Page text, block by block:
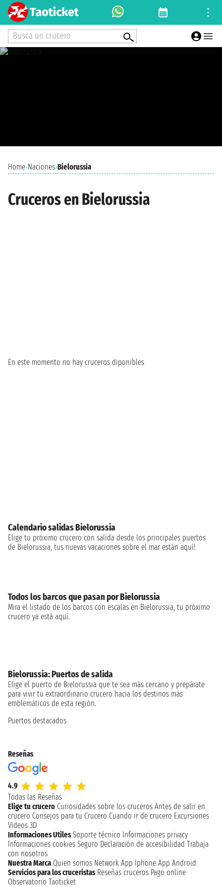
Busca un crucero
Home›Naciones›Bielorussia
Cruceros en Bielorussia
En este momento no hay cruceros diponibles
Calendario salidas Bielorussia
Elige tu próximo crucero con salida desde los principales puertos
de Bielorussia, tus nuevas vacaciones sobre el mar están aquí!
Todos los barcos que pasan por Bielorussia
Mira el listado de los barcos con escalas en Bielorussia, tu próximo
crucero ya está aquí.
Bielorussia: Puertos de salida
Elige el puerto de Bielorussia que te sea más cercano y prepárate
para vivir tu extraordinario crucero hacia los destinos más
emblemáticos de esta región.
Puertos destacados
Reseñas
4.9
Todas las Reseñas
Elige tu crucero Curiosidades sobre los cruceros Antes de salir en
crucero Consejos para tu Crucero Cuando ir de crucero Excursiones
Videos 3D
Informaciones Utiles Soporte técnico Informaciones privacy
Informaciones cookies Seguro Declaración de accesibilidad Trabaja
con nosotros
Nuestra Marca Quien somos Network App Iphone App Android
Servicios para los cruceristas Reseñas cruceros Pago online
Observatorio Taoticket